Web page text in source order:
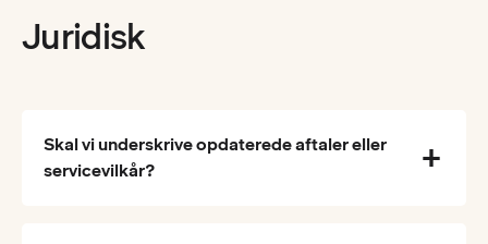
Juridisk
Skal vi underskrive opdaterede aftaler eller
servicevilkår?